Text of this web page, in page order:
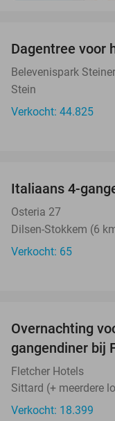
Dagentree voor
Belevenispark
Stein
Verkocht: 44.825
Italiaans 4-
Osteria 27
Dilsen-Stokkem (6
Verkocht: 65
Overnachting
gangendiner bij
Fletcher Hotels
Sittard (+ meerdere
Verkocht: 18.399